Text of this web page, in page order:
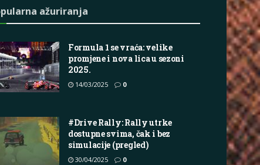
ažuriranja
Formula 1 se vraća: velike
promjene i nova lica u sezoni
2025.
14/03/2025 0
#Drive Rally: Rally utrke
dostupne svima, čak i bez
simulacije (pregled)
30/04/2025 0